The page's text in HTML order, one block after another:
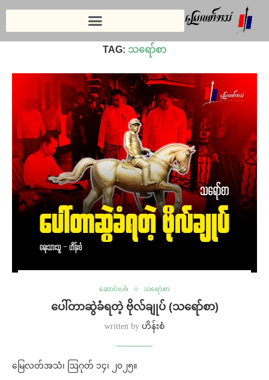
TAG: သရော်စာ
ဆောင်းပါး သရော်စာ
ပေါ်တာဆွဲခံရတဲ့ ဗိုလ်ချုပ် (သရော်စာ)
written by ဟိန်းစံ
မြေလတ်အသံ၊ ဩဂုတ် ၁၄၊ ၂၀၂၅။